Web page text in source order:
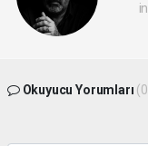
Okuyucu Yorumları